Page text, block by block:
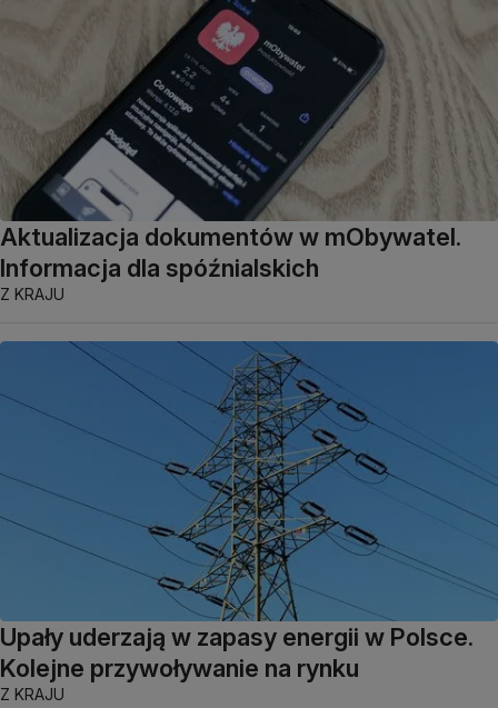
Aktualizacja dokumentów w mObywatel.
Informacja dla spóźnialskich
Z KRAJU
Upały uderzają w zapasy energii w Polsce.
Kolejne przywoływanie na rynku
Z KRAJU